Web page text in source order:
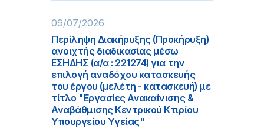
09/07/2026
Περίληψη Διακήρυξης (Προκήρυξη)
ανοιχτής διαδικασίας μέσω
ΕΣΗΔΗΣ (α/α : 221274) για την
επιλογή αναδόχου κατασκευής
του έργου (μελέτη - κατασκευή) με
τίτλο "Εργασίες Ανακαίνισης &
Αναβάθμισης Κεντρικού Κτιρίου
Υπουργείου Υγείας"